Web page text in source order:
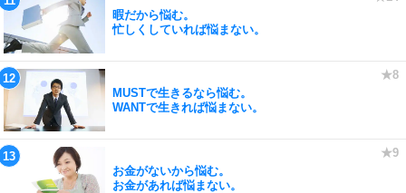
暇だから悩む。
忙しくしていれば悩まない。
MUSTで生きるなら悩む。
WANTで生きれば悩まない。
お金がないから悩む。
お金があれば悩まない。